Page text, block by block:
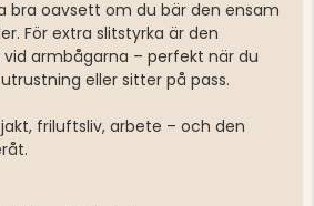
bra oavsett om du bär den ensam
För extra slitstyrka är den
armbågarna – perfekt när du
eller sitter på pass.
friluftsliv, arbete – och den